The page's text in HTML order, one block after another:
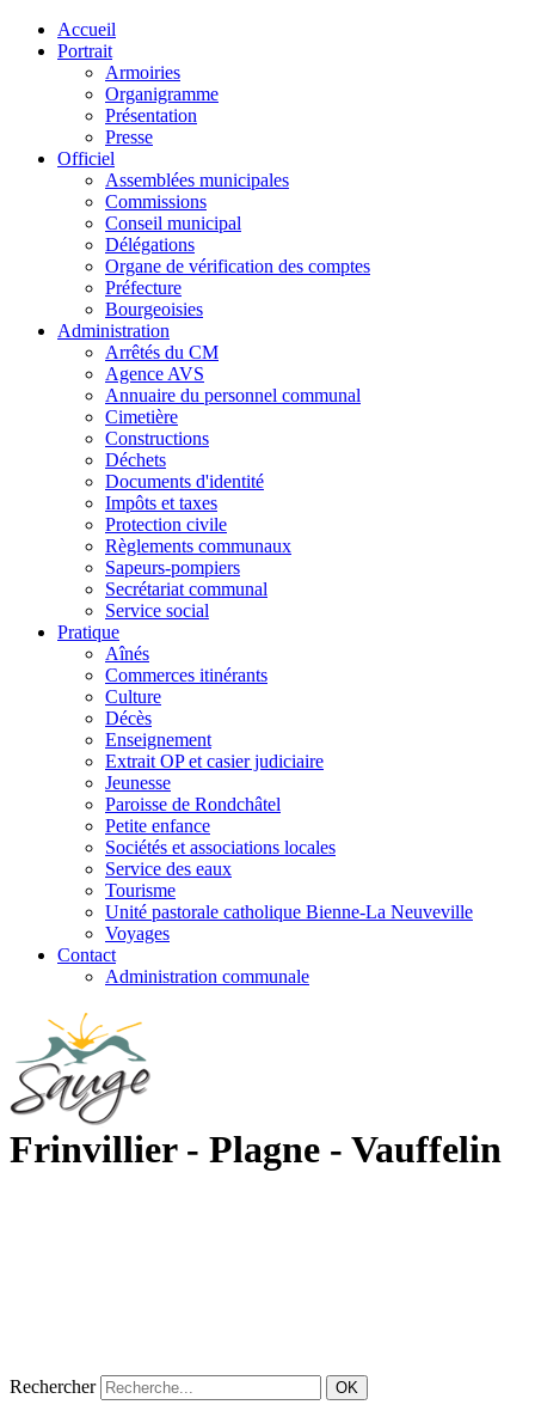
Accueil
Portrait
Armoiries
Organigramme
Présentation
Presse
Officiel
Assemblées municipales
Commissions
Conseil municipal
Délégations
Organe de vérification des comptes
Préfecture
Bourgeoisies
Administration
Arrêtés du CM
Agence AVS
Annuaire du personnel communal
Cimetière
Constructions
Déchets
Documents d'identité
Impôts et taxes
Protection civile
Règlements communaux
Sapeurs-pompiers
Secrétariat communal
Service social
Pratique
Aînés
Commerces itinérants
Culture
Décès
Enseignement
Extrait OP et casier judiciaire
Jeunesse
Paroisse de Rondchâtel
Petite enfance
Sociétés et associations locales
Service des eaux
Tourisme
Unité pastorale catholique Bienne-La Neuveville
Voyages
Contact
Administration communale
Frinvillier - Plagne - Vauffelin
Rechercher OK